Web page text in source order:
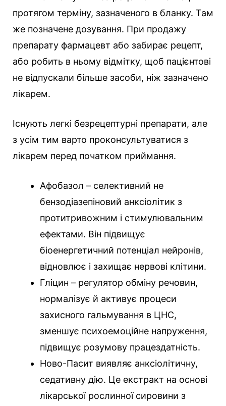
протягом терміну, зазначеного в бланку. Там
же позначене дозування. При продажу
препарату фармацевт або забирає рецепт,
або робить в ньому відмітку, щоб пацієнтові
не відпускали більше засоби, ніж зазначено
лікарем.
Існують легкі безрецептурні препарати, але
з усім тим варто проконсультуватися з
лікарем перед початком приймання.
Афобазол – селективний не
бензодіазепіновий анксіолітик з
протитривожним і стимулювальним
ефектами. Він підвищує
біоенергетичний потенціал нейронів,
відновлює і захищає нервові клітини.
Гліцин – регулятор обміну речовин,
нормалізує й активує процеси
захисного гальмування в ЦНС,
зменшує психоемоційне напруження,
підвищує розумову працездатність.
Ново-Пасит виявляє анксіолітичну,
седативну дію. Це екстракт на основі
лікарської рослинної сировини з